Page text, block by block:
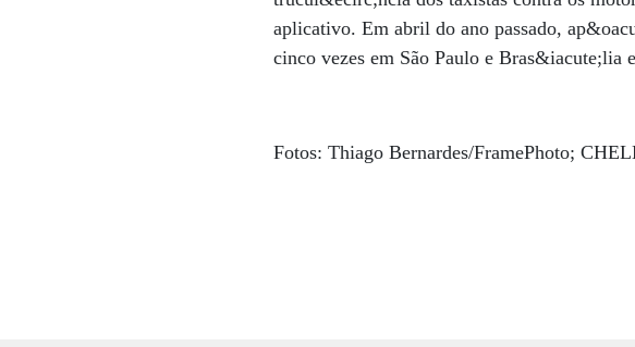
aplicativo. Em abril do ano passado,
cinco vezes em São Paulo e
Fotos: Thiago Bernardes/FramePhoto;